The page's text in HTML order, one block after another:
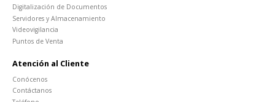
Digitalización de Documentos
Servidores y Almacenamiento
Videovigilancia
Puntos de Venta
Atención al Cliente
Conócenos
Contáctanos